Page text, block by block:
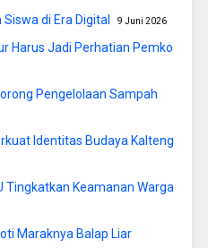
di Era Digital 9 Juni 2026
Harus Jadi Perhatian Pemko
Pengelolaan Sampah
Identitas Budaya Kalteng
Tingkatkan Keamanan Warga
Maraknya Balap Liar